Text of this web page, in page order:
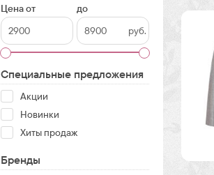
Цена от
до
руб.
Специальные предложения
Акции
Новинки
Хиты продаж
Бренды